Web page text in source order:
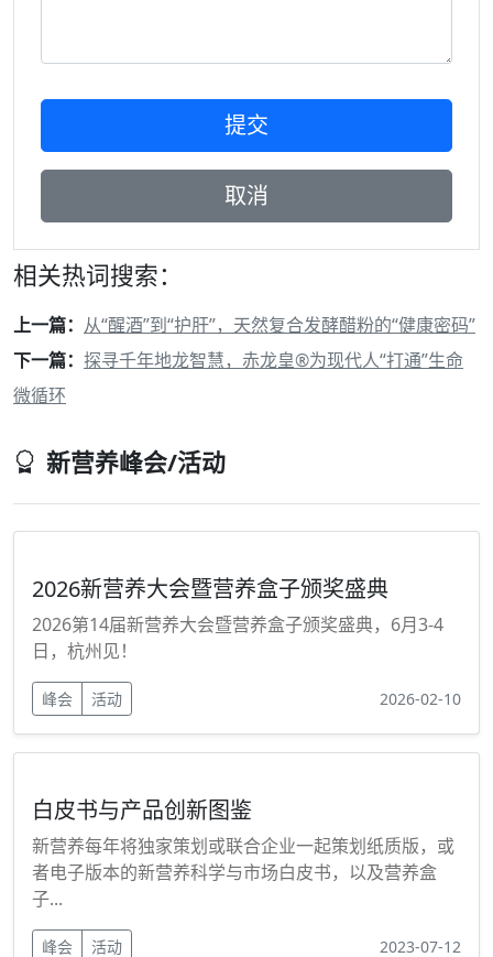
相关热词搜索：
上一篇： 从“醒酒”到“护肝”，天然复合发酵醋粉的“健康密码”
下一篇： 探寻千年地龙智慧，赤龙皇®为现代人“打通”生命
微循环
新营养峰会/活动
2026新营养大会暨营养盒子颁奖盛典
2026第14届新营养大会暨营养盒子颁奖盛典，6月3-4
日，杭州见！
峰会 活动 2026-02-10
白皮书与产品创新图鉴
新营养每年将独家策划或联合企业一起策划纸质版，或
者电子版本的新营养科学与市场白皮书，以及营养盒
子...
峰会 活动 2023-07-12